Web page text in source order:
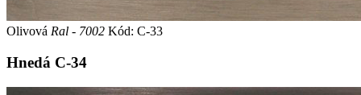
Olivová Ral - 7002 Kód: C-33
Hnedá C-34